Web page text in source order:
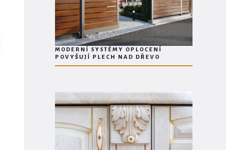
MODERNÍ SYSTÉMY OPLOCENÍ
POVYŠUJÍ PLECH NAD DŘEVO